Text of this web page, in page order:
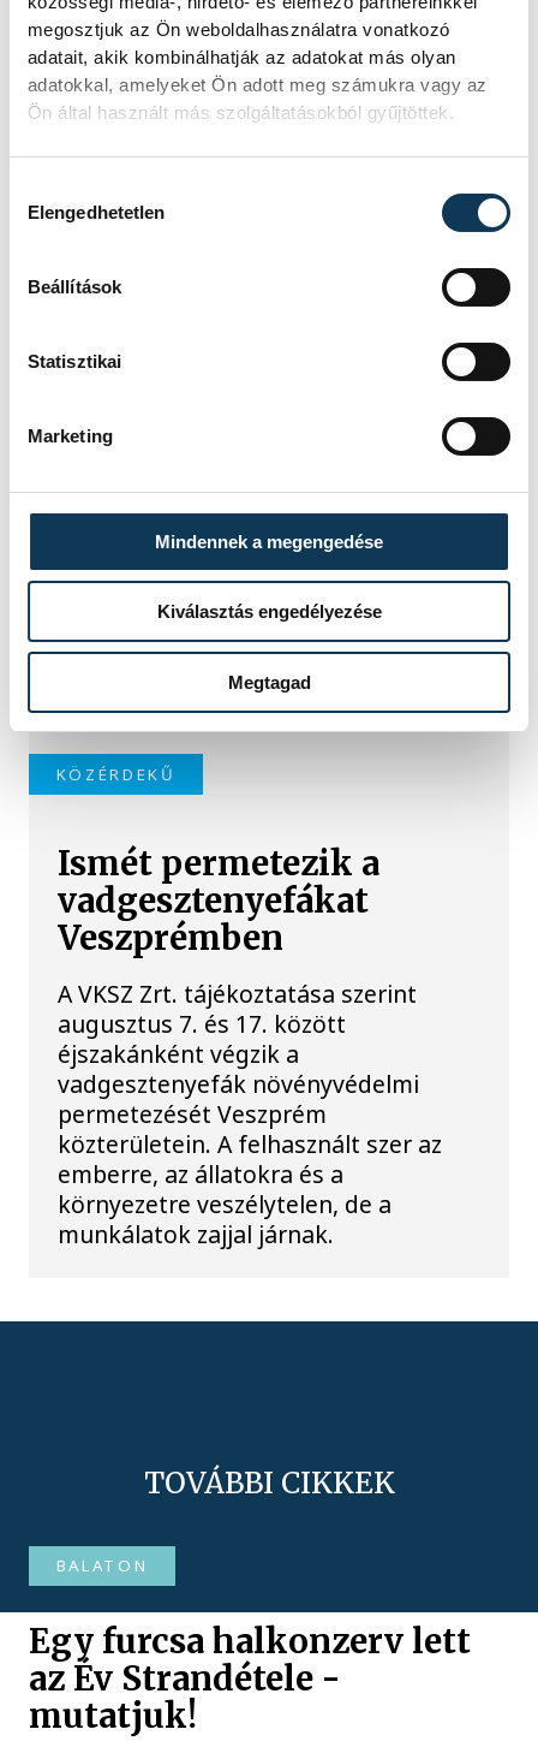
megosztjuk az Ön weboldalhasználatra vonatkozó
adatait, akik kombinálhatják az adatokat más olyan
adatokkal, amelyeket Ön adott meg számukra vagy az
Ön által használt más szolgáltatásokból gyűjtöttek.
Elengedhetetlen
Beállítások
Statisztikai
Marketing
Mindennek a megengedése
Kiválasztás engedélyezése
Megtagad
KÖZÉRDEKŰ
Ideiglenes
Rengeteg
szabálytalanságot talált
a NAV a Balatonnál
ellenőrzéssorozatában július
óta Somogy, Veszprém és Zala
vármegyében vizsgálják a
legforgalmasabb nyári
szolgáltatókat, köztük a
vendéglátóhelyeket, a sporteszköz-
kölcsönzőket és a taxisokat is.
KÖZÉRDEKŰ
Ismét permetezik a
vadgesztenyefákat
Veszprémben
A VKSZ Zrt. tájékoztatása szerint
augusztus 7. és 17. között
éjszakánként végzik a
vadgesztenyefák növényvédelmi
permetezését Veszprém
közterületein. A felhasznált szer az
emberre, az állatokra és a
környezetre veszélytelen, de a
munkálatok zajjal járnak.
TOVÁBBI CIKKEK
BALATON
Egy furcsa halkonzerv lett
az Év Strandétele -
mutatjuk!